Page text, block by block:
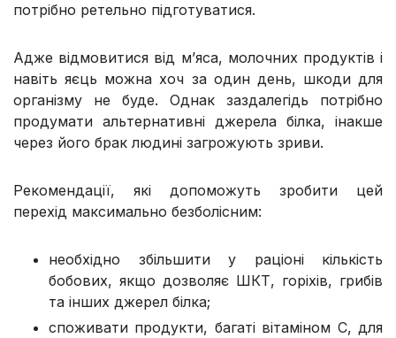
потрібно ретельно підготуватися.
Адже відмовитися від м’яса, молочних продуктів і
навіть яєць можна хоч за один день, шкоди для
організму не буде. Однак заздалегідь потрібно
продумати альтернативні джерела білка, інакше
через його брак людині загрожують зриви.
Рекомендації, які допоможуть зробити цей
перехід максимально безболісним:
необхідно збільшити у раціоні кількість
бобових, якщо дозволяє ШКТ, горіхів, грибів
та інших джерел білка;
споживати продукти, багаті вітаміном С, для